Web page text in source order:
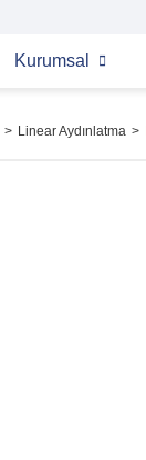
Kurumsal
Linear Aydınlatma